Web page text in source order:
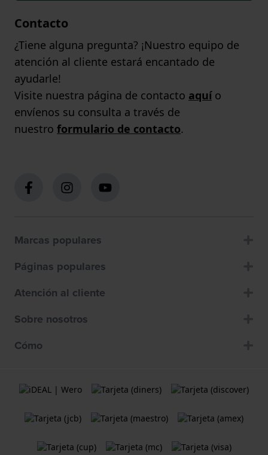
Contacto
¿Tiene alguna pregunta? ¡Nuestro equipo de
atención al cliente estará encantado de
ayudarle!
Visite nuestra página de contacto aquío
envíenos su consulta a través de
nuestro formulario de contacto.
Marcas populares
Páginas populares
Atención al cliente
Sobre nosotros
Cómo